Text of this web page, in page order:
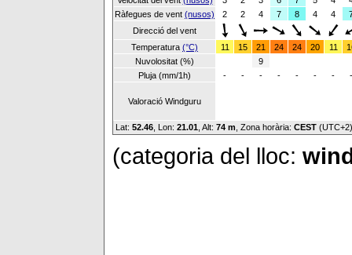
Ràfegues de vent (nusos) 2 2 4 7 8 4 4
Direcció del vent
Temperatura (°C) 11 15 21 24 24 20 11
Nuvolositat (%)
9
Pluja (mm/1h)
- - - - - - - -
Valoració Windguru
Lat: 52.46 , Lon: 21.01 Alt: 74 m , Zona horària: CEST
(categoria del lloc: